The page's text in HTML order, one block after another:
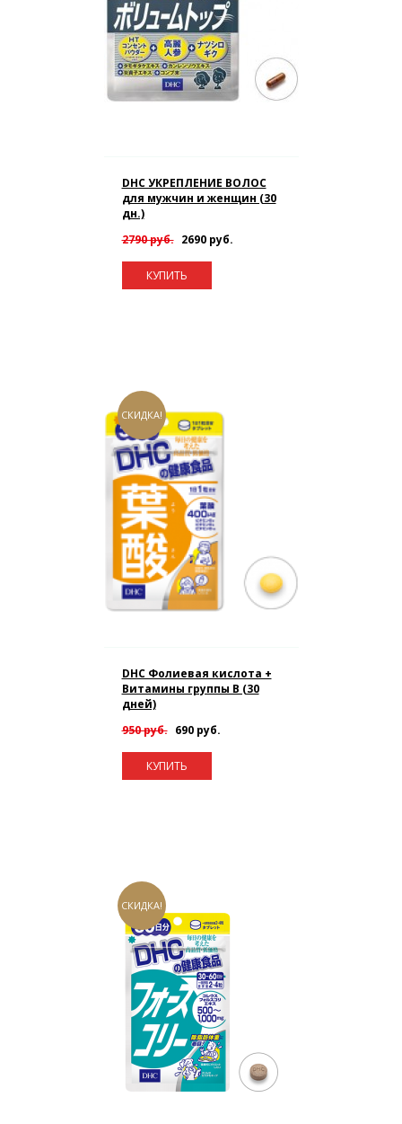
DHC УКРЕПЛЕНИЕ ВОЛОС
для мужчин и женщин (30
дн.)
2790 руб. 2690 руб.
КУПИТЬ
СКИДКА!
DHC Фолиевая кислота +
Витамины группы B (30
дней)
950 руб. 690 руб.
КУПИТЬ
СКИДКА!